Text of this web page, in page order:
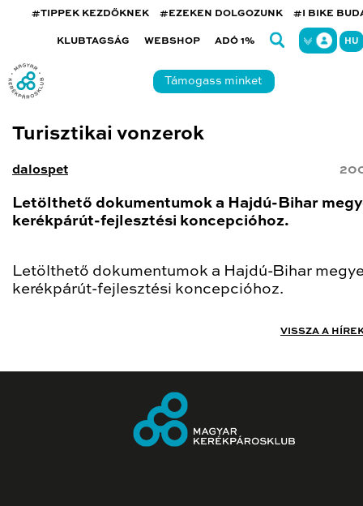
#TIPPEK KEZDŐKNEK #EZEKEN DOLGOZUNK #I BIKE
KLUBTAGSÁG WEBSHOP ADÓ 1% HU
Támogass minket
Turisztikai vonzerok
dalospet
Letölthető dokumentumok a Hajdú-Bihar
kerékpárút-fejlesztési koncepcióhoz.
Letölthető dokumentumok a Hajdú-Bihar
kerékpárút-fejlesztési koncepcióhoz.
VISSZA A